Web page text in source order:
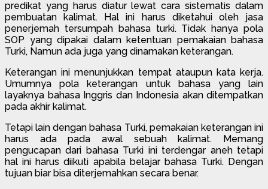
predikat yang harus diatur lewat cara sistematis dalam
pembuatan kalimat. Hal ini harus diketahui oleh jasa
penerjemah tersumpah bahasa turki. Tidak hanya pola
SOP yang dipakai dalam ketentuan pemakaian bahasa
Turki, Namun ada juga yang dinamakan keterangan.
Keterangan ini menunjukkan tempat ataupun kata kerja.
Umumnya pola keterangan untuk bahasa yang lain
layaknya bahasa Inggris dan Indonesia akan ditempatkan
pada akhir kalimat.
Tetapi lain dengan bahasa Turki, pemakaian keterangan ini
harus ada pada awal sebuah kalimat. Memang
pengucapan dari bahasa Turki ini terdengar aneh tetapi
hal ini harus diikuti apabila belajar bahasa Turki. Dengan
tujuan biar bisa diterjemahkan secara benar.